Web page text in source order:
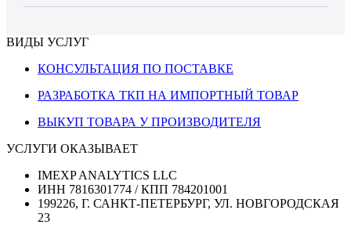
ВИДЫ УСЛУГ
КОНСУЛЬТАЦИЯ ПО ПОСТАВКЕ
РАЗРАБОТКА ТКП НА ИМПОРТНЫЙ ТОВАР
ВЫКУП ТОВАРА У ПРОИЗВОДИТЕЛЯ
УСЛУГИ ОКАЗЫВАЕТ
IMEXP ANALYTICS LLC
ИНН 7816301774 / КПП 784201001
199226, Г. САНКТ-ПЕТЕРБУРГ, УЛ. НОВГОРОДСКАЯ
23